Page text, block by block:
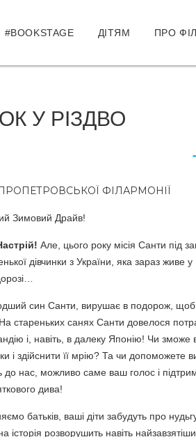
#BOOKSTAGE ДІТЯМ ПРО
У РІЗДВО
ФІЛАРМОНІЇ
Зимовий Драйв!
Але, цього року місія Санти під
дівчинки з України, яка зараз живе у
син Санти, вирушає в подорож, щоб
стареньких санях Санти довелося
і, навіть, в далеку Японію! Чи зможе
і здійснити її мрію? Та чи допоможете
до нас, можливо саме ваш голос і
дива!
батьків, ваші діти забудуть про
історія розворушить навіть